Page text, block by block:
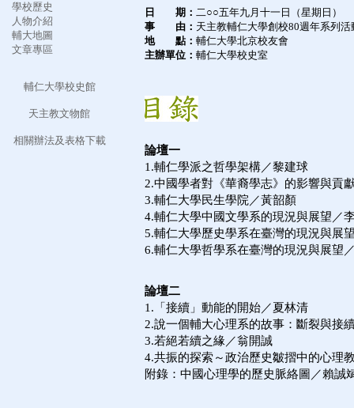
學校歷史
人物介紹
輔大地圖
文章專區
輔仁大學校史館
天主教文物館
相關辦法及表格下載
日 期： 二○○五年九月十一日（星期日）
事 由： 天主教輔仁大學創校80週年系列
地 點： 輔仁大學北京校友會
主辦單位： 輔仁大學校史室
論壇一
1.輔仁學派之哲學架構／黎
2.中國學者對《華裔學志》的影響
3.輔仁大學民生學院／黃
4.輔仁大學中國文學系的現況
5.輔仁大學歷史學系在臺灣的現況與展
6.輔仁大學哲學系在臺灣的現況與展望
論壇二
1.「接續」動能的開始／夏林清
2.說一個輔大心理系的故事：斷裂與接
3.若絕若續之緣／翁開誠
4.共振的探索～政治歷史皺摺中的心理
附錄：中國心理學的歷史脈絡圖／賴誠